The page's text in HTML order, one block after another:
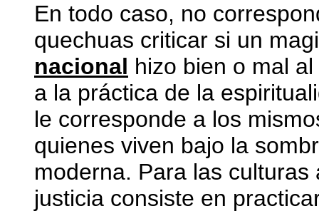
En todo caso, no
quechuas criticar si un
nacional hizo bien o mal
a la práctica de la
le corresponde a los
quienes viven bajo la
moderna. Para las
justicia consiste en